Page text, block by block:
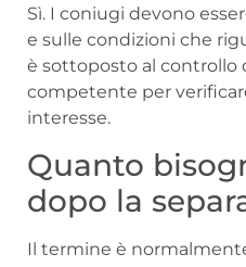
Sì. I coniugi devono
e sulle condizioni che
è sottoposto al controllo
competente per
interesse.
Quanto
dopo la
Il termine è